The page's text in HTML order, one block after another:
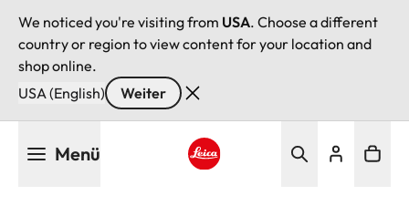
We noticed you're visiting from USA. Choose a different
country or region to view content for your location and
shop online.
USA (English)
Weiter
Menü